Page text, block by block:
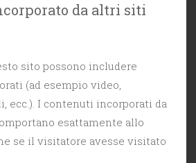
da altri siti
sito possono includere
(ad esempio video,
ecc.). I contenuti incorporati da
esattamente allo
se il visitatore avesse visitato